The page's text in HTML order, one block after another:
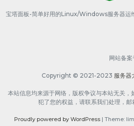
宝塔面板-简单好用的Linux/Windows服务器运
网站备案
Copyright © 2021-2023 服务器
本站信息均来源于网络，版权争议与本站无关
犯了您的权益，请联系我们处理，
Proudly powered by WordPress | Theme: